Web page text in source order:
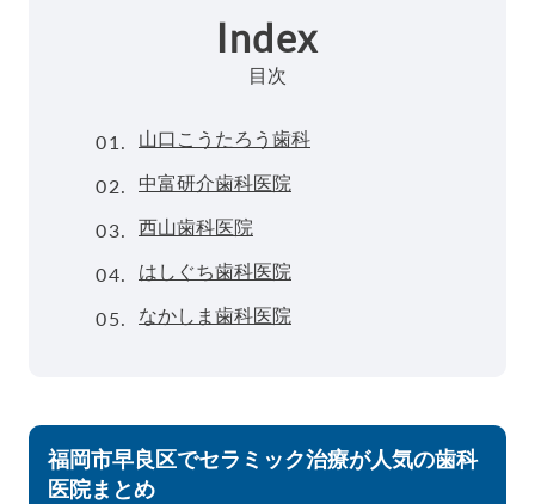
Index
目次
01. 山口こうたろう歯科
02. 中富研介歯科医院
03. 西山歯科医院
04. はしぐち歯科医院
05. なかしま歯科医院
福岡市早良区でセラミック治療が人気の歯科
医院まとめ